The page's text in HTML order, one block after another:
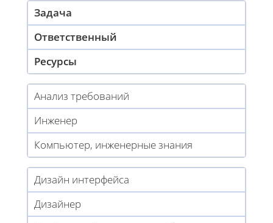
Задача
Ответственный
Ресурсы
Анализ требований
Инженер
Компьютер, инженерные знания
Дизайн интерфейса
Дизайнер